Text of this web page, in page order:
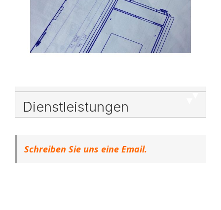
Dienstleistungen
Schreiben Sie uns eine Email.